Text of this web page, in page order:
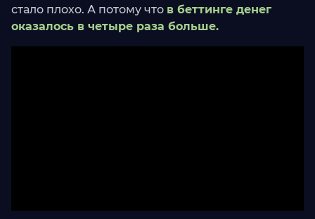
стало плохо. А потому что в беттинге денег
оказалось в четыре раза больше.